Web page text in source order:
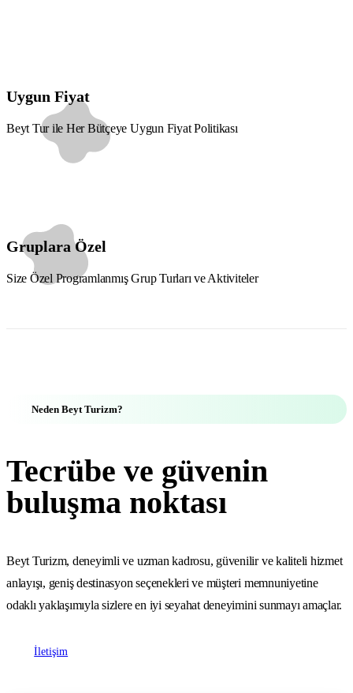
Uygun Fiyat
Beyt Tur ile Her Bütçeye Uygun Fiyat Politikası
Gruplara Özel
Size Özel Programlanmış Grup Turları ve Aktiviteler
Neden Beyt Turizm?
Tecrübe ve güvenin
buluşma noktası
Beyt Turizm, deneyimli ve uzman kadrosu, güvenilir ve kaliteli hizmet
anlayışı, geniş destinasyon seçenekleri ve müşteri memnuniyetine
odaklı yaklaşımıyla sizlere en iyi seyahat deneyimini sunmayı amaçlar.
İletişim